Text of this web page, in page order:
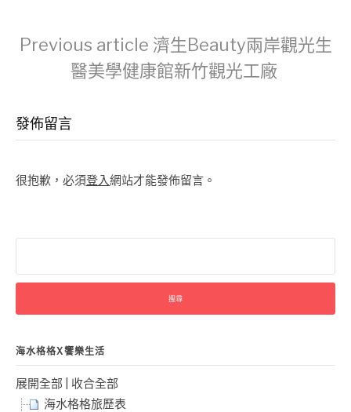
Continue
Reading
Previous article 濟生Beauty兩岸觀光生
醫美學健康館新竹觀光工廠
發佈留言
很抱歉，必須登入網站才能發佈留言。
關
字:
海水格格X饗樂生活
展開全部
收合全部
海水格格旅歷表